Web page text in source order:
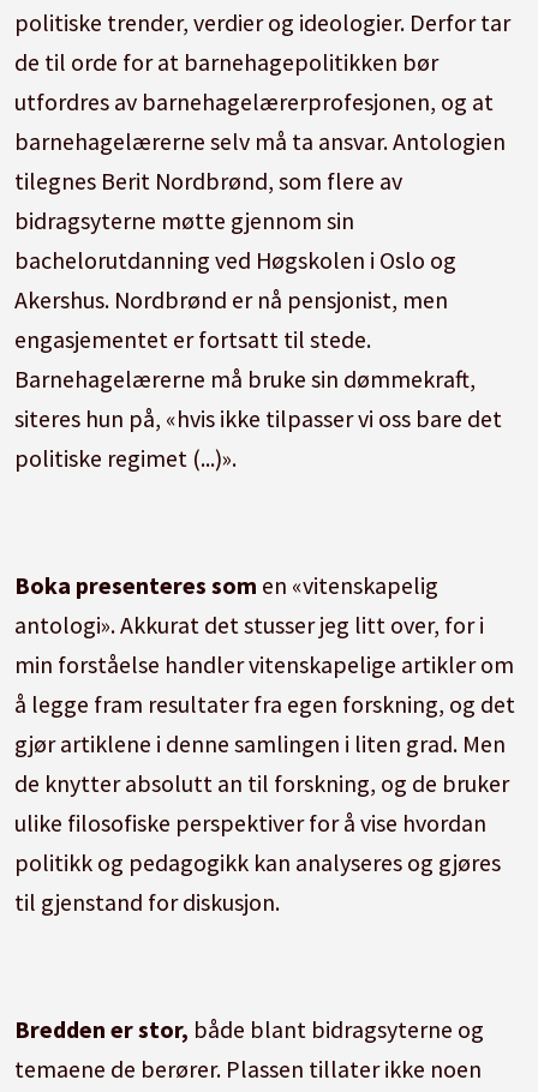
politiske trender, verdier og ideologier. Derfor tar
de til orde for at barnehagepolitikken bør
utfordres av barnehagelærerprofesjonen, og at
barnehagelærerne selv må ta ansvar. Antologien
tilegnes Berit Nordbrønd, som flere av
bidragsyterne møtte gjennom sin
bachelorutdanning ved Høgskolen i Oslo og
Akershus. Nordbrønd er nå pensjonist, men
engasjementet er fortsatt til stede.
Barnehagelærerne må bruke sin dømmekraft,
siteres hun på, «hvis ikke tilpasser vi oss bare det
politiske regimet (...)».
Boka presenteres som en «vitenskapelig
antologi». Akkurat det stusser jeg litt over, for i
min forståelse handler vitenskapelige artikler om
å legge fram resultater fra egen forskning, og det
gjør artiklene i denne samlingen i liten grad. Men
de knytter absolutt an til forskning, og de bruker
ulike filosofiske perspektiver for å vise hvordan
politikk og pedagogikk kan analyseres og gjøres
til gjenstand for diskusjon.
Bredden er stor, både blant bidragsyterne og
temaene de berører. Plassen tillater ikke noen